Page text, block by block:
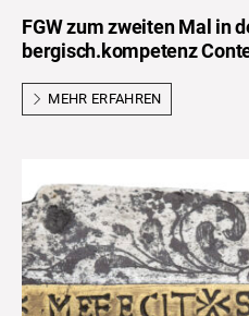
FGW zum zweiten Mal in
bergisch.kompetenz
MEHR ERFAHREN